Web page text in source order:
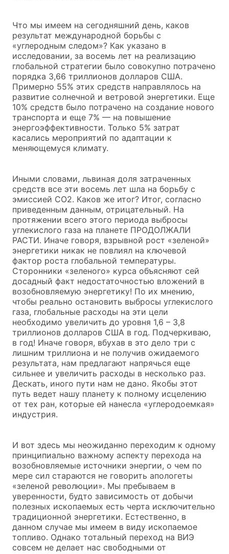
Что мы имеем на сегодняшний день, каков
результат международной борьбы с
«углеродным следом»? Как указано в
исследовании, за восемь лет на реализацию
глобальной стратегии было совокупно потрачено
порядка 3,66 триллионов долларов США.
Примерно 55% этих средств направлялось на
развитие солнечной и ветровой энергетики. Еще
10% средств было потрачено на создание нового
транспорта и еще 7% — на повышение
энергоэффективности. Только 5% затрат
касались мероприятий по адаптации к
меняющемуся климату.
Иными словами, львиная доля затраченных
средств все эти восемь лет шла на борьбу с
эмиссией СО2. Каков же итог? Итог, согласно
приведенным данным, отрицательный. На
протяжении всего этого периода выбросы
углекислого газа на планете ПРОДОЛЖАЛИ
РАСТИ. Иначе говоря, взрывной рост «зеленой»
энергетики никак не повлиял на ключевой
фактор роста глобальной температуры.
Сторонники «зеленого» курса объясняют сей
досадный факт недостаточностью вложений в
возобновляемую энергетику! По их мнению,
чтобы реально остановить выбросы углекислого
газа, глобальные расходы на эти цели
необходимо увеличить до уровня 1,6 – 3,8
триллионов долларов США в год. Подчеркиваю,
в год! Иначе говоря, вбухав в это дело три с
лишним триллиона и не получив ожидаемого
результата, нам предлагают напрячься еще
сильнее и увеличить расходы в несколько раз.
Дескать, иного пути нам не дано. Якобы этот
путь ведет нашу планету к полному исцелению
от тех ран, которые ей нанесла «углеродоемкая»
индустрия.
И вот здесь мы неожиданно переходим к одному
принципиально важному аспекту перехода на
возобновляемые источники энергии, о чем по
мере сил стараются не говорить апологеты
«зеленой революции». Мы пребываем в
уверенности, будто зависимость от добычи
полезных ископаемых есть черта исключительно
традиционной энергетики. Естественно, в
данном случае мы имеем в виду ископаемое
топливо. Однако тотальный переход на ВИЭ
совсем не делает нас свободными от